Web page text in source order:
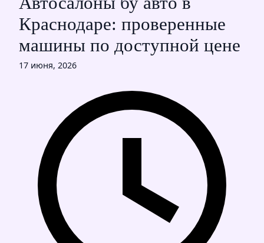
Краснодаре: проверенные
машины по доступной цене
17 июня, 2026